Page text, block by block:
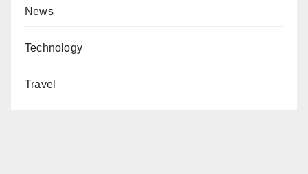
News
Technology
Travel